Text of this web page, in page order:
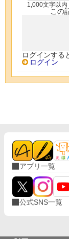
1,000文字以内
この
ログインする
ログイン
アプリ一覧
公式SNS一覧